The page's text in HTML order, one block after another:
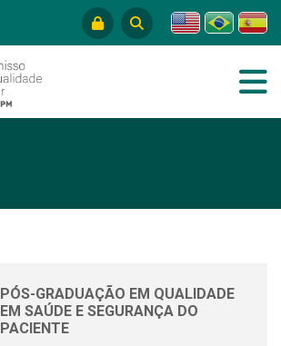
PÓS-GRADUAÇÃO EM QUALIDADE
EM SAÚDE E SEGURANÇA DO
PACIENTE